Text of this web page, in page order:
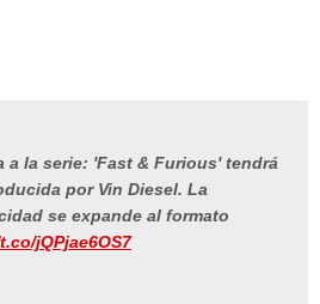
la serie: 'Fast & Furious' tendrá
por Vin Diesel. La
se expande al formato
jQPjae6OS7